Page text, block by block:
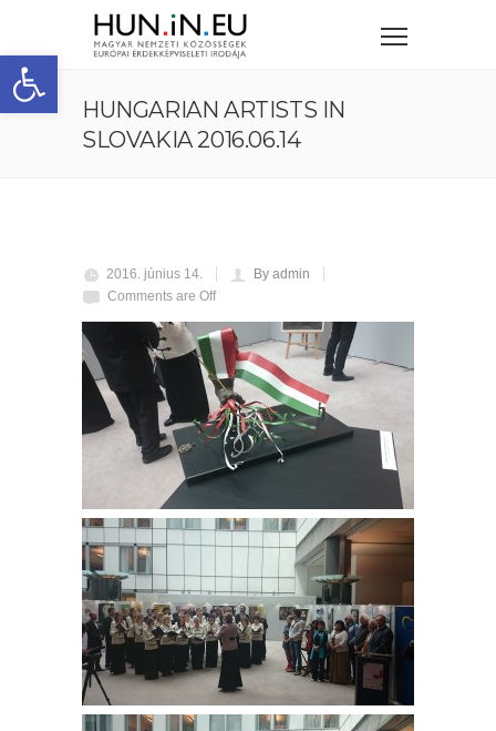
Eszköztár megnyitása
HUNGARIAN ARTISTS IN
SLOVAKIA 2016.06.14
2016. június 14.
By admin
Comments are Off